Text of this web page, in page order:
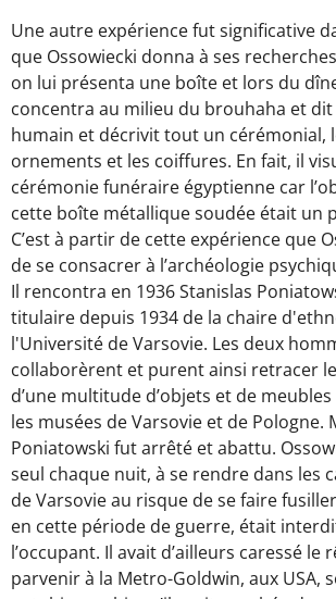
Une autre expérience fut significative
que Ossowiecki donna à ses
on lui présenta une boîte et lors du
concentra au milieu du brouhaha et
humain et décrivit tout un cérémonial,
ornements et les coiffures. En fait, il
cérémonie funéraire égyptienne car
cette boîte métallique soudée était un
C’est à partir de cette expérience que
de se consacrer à l’archéologie
Il rencontra en 1936 Stanislas
titulaire depuis 1934 de la chaire
l'Université de Varsovie. Les deux
collaborèrent et purent ainsi retracer
d’une multitude d’objets et de
les musées de Varsovie et de Pologne.
Poniatowski fut arrêté et abattu.
seul chaque nuit, à se rendre dans les
de Varsovie au risque de se faire
en cette période de guerre, était
l’occupant. Il avait d’ailleurs caressé le
parvenir à la Metro-Goldwin, aux USA,